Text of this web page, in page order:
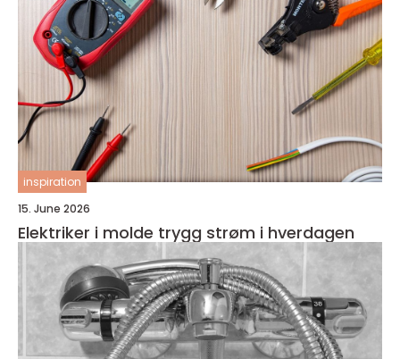
inspiration
15. June 2026
Elektriker i molde trygg strøm i hverdagen